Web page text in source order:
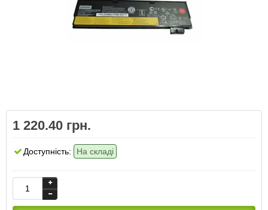
1 220.40 грн.
Доступність: На складі